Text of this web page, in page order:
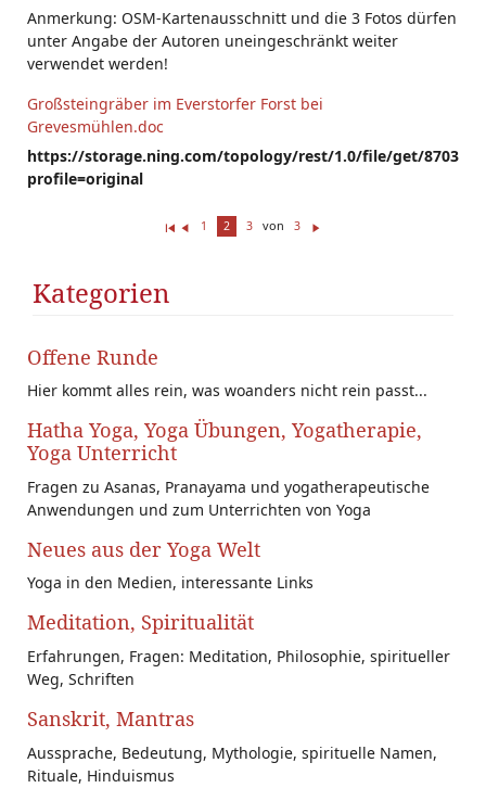
Anmerkung: OSM-Kartenausschnitt und die 3 Fotos dürfen
unter Angabe der Autoren uneingeschränkt weiter
verwendet werden!
Großsteingräber im Everstorfer Forst bei
Grevesmühlen.doc
https://storage.ning.com/topology/rest/1.0/file/get/
profile=original
r/
1 2 3 von 3
Kategorien
Offene Runde
Hier kommt alles rein, was woanders nicht rein passt...
Hatha Yoga, Yoga Übungen, Yogatherapie,
Yoga Unterricht
Fragen zu Asanas, Pranayama und yogatherapeutische
Anwendungen und zum Unterrichten von Yoga
Neues aus der Yoga Welt
Yoga in den Medien, interessante Links
Meditation, Spiritualität
Erfahrungen, Fragen: Meditation, Philosophie, spiritueller
Weg, Schriften
Sanskrit, Mantras
Aussprache, Bedeutung, Mythologie, spirituelle Namen,
Rituale, Hinduismus